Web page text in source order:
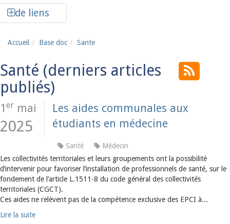
de liens
Accueil Base doc Sante
Santé
1 er mai
2025
Les aides communales aux
étudiants en médecine
Santé
Médecin
Les collectivités territoriales et leurs groupements ont la possibilité
d’intervenir pour favoriser l’installation de professionnels de santé, sur le
fondement de l’article L.1511-8 du code général des collectivités
territoriales (CGCT).
Ces aides ne relèvent pas de la compétence exclusive des EPCI à...
Lire la suite